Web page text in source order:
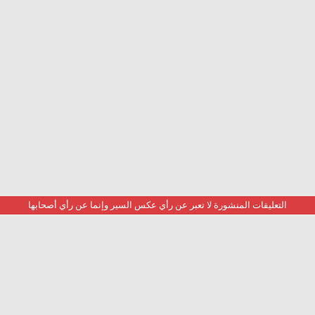
التعليقات المنشورة لا تعبر عن رأي عكس السير وإنما عن رأي أصحابها